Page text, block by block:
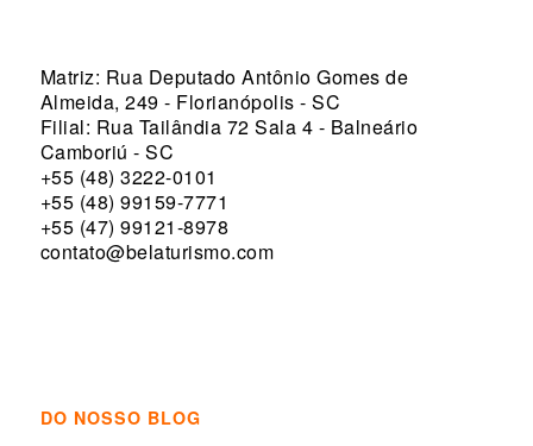
Matriz: Rua Deputado Antônio Gomes de
Almeida, 249 - Florianópolis - SC
Filial: Rua Tailândia 72 Sala 4 - Balneário
Camboriú - SC
+55 (48) 3222-0101
+55 (48) 99159-7771
+55 (47) 99121-8978
contato@belaturismo.com
DO NOSSO BLOG